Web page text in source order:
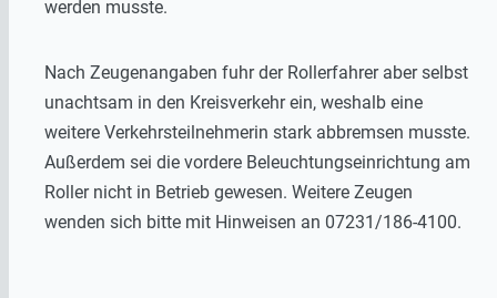
werden musste.
Nach Zeugenangaben fuhr der Rollerfahrer aber selbst
unachtsam in den Kreisverkehr ein, weshalb eine
weitere Verkehrsteilnehmerin stark abbremsen musste.
Außerdem sei die vordere Beleuchtungseinrichtung am
Roller nicht in Betrieb gewesen. Weitere Zeugen
wenden sich bitte mit Hinweisen an 07231/186-4100.